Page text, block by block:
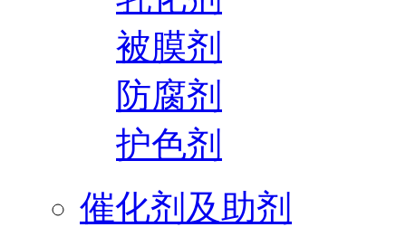
被膜剂
防腐剂
护色剂
催化剂及助剂